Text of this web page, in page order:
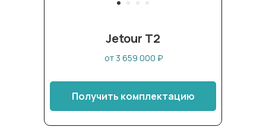
Jetour T2
от 3 659 000 ₽
Получить комплектацию